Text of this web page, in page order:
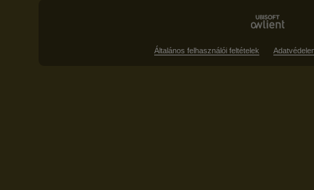
Általános felhasználói feltételek